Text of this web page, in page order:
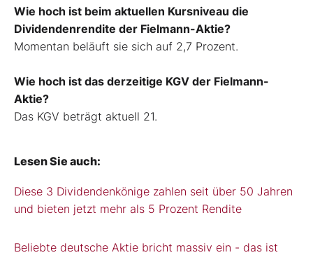
Wie hoch ist beim aktuellen Kursniveau die
Dividendenrendite der Fielmann-Aktie?
Momentan beläuft sie sich auf 2,7 Prozent.
Wie hoch ist das derzeitige KGV der Fielmann-
Aktie?
Das KGV beträgt aktuell 21.
Lesen Sie auch:
Diese 3 Dividendenkönige zahlen seit über 50 Jahren
und bieten jetzt mehr als 5 Prozent Rendite
Beliebte deutsche Aktie bricht massiv ein - das ist